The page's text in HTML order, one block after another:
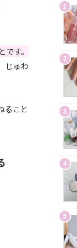
す。
じゅわ
ること
1
2
3
4
5